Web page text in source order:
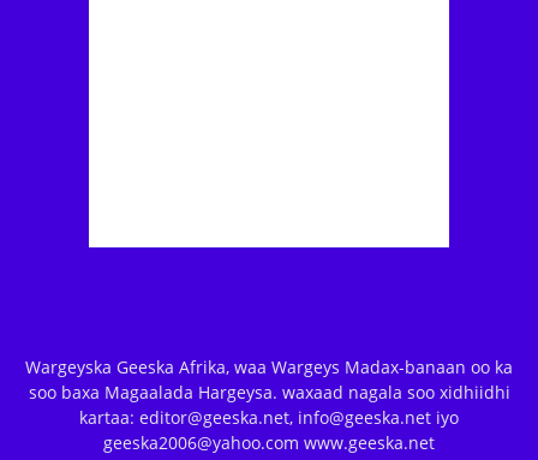
Wargeyska Geeska Afrika, waa Wargeys Madax-banaan oo ka
soo baxa Magaalada Hargeysa. waxaad nagala soo xidhiidhi
kartaa: editor@geeska.net, info@geeska.net iyo
geeska2006@yahoo.com www.geeska.net